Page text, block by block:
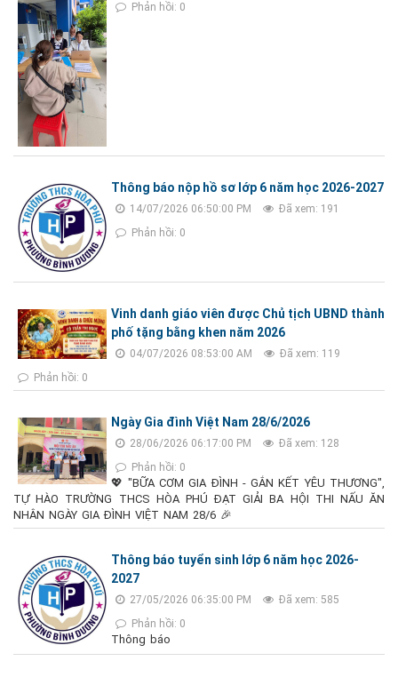
Phản hồi: 0
Thông báo nộp hồ sơ lớp 6 năm học 2026-2027
14/07/2026 06:50:00 PM
Đã xem: 191
Phản hồi: 0
Vinh danh giáo viên được Chủ tịch UBND thành
phố tặng bằng khen năm 2026
04/07/2026 08:53:00 AM
Đã xem: 119
Phản hồi: 0
Ngày Gia đình Việt Nam 28/6/2026
28/06/2026 06:17:00 PM
Đã xem: 128
Phản hồi: 0
💖 "BỮA CƠM GIA ĐÌNH - GẮN KẾT YÊU THƯƠNG",
TỰ HÀO TRƯỜNG THCS HÒA PHÚ ĐẠT GIẢI BA HỘI THI NẤU ĂN
NHÂN NGÀY GIA ĐÌNH VIỆT NAM 28/6 🎉
Thông báo tuyển sinh lớp 6 năm học 2026-
2027
27/05/2026 06:35:00 PM
Đã xem: 585
Phản hồi: 0
Thông báo